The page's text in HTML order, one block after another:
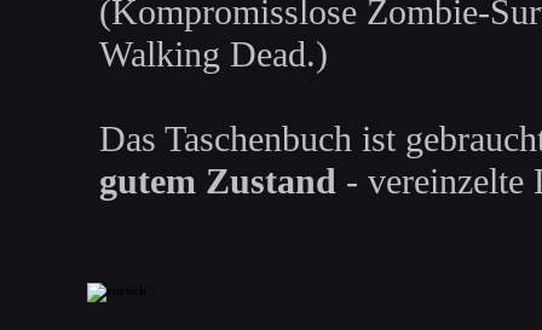
(Kompromisslose Zombie-
Walking Dead.)
Das Taschenbuch ist
gutem Zustand- vereinzelte